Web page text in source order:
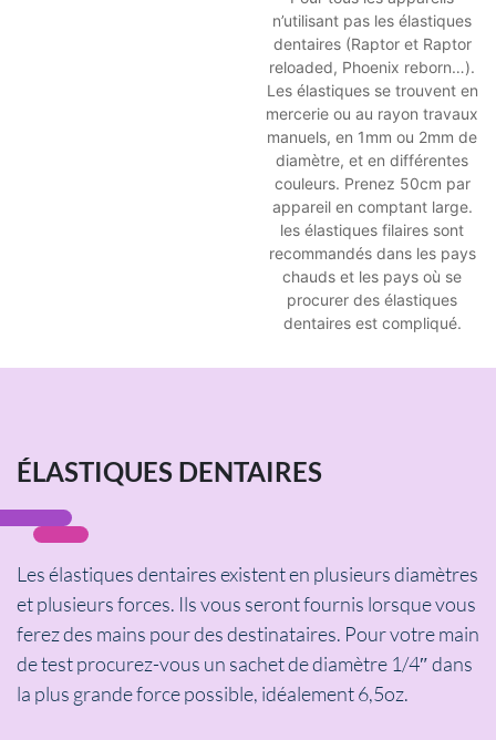
n’utilisant pas les élastiques
dentaires (Raptor et Raptor
reloaded, Phoenix reborn…).
Les élastiques se trouvent en
mercerie ou au rayon travaux
manuels, en 1mm ou 2mm de
diamètre, et en différentes
couleurs. Prenez 50cm par
appareil en comptant large.
les élastiques filaires sont
recommandés dans les pays
chauds et les pays où se
procurer des élastiques
dentaires est compliqué.
ÉLASTIQUES DENTAIRES
Les élastiques dentaires existent en plusieurs diamètres
et plusieurs forces. Ils vous seront fournis lorsque vous
ferez des mains pour des destinataires. Pour votre main
de test procurez-vous un sachet de diamètre 1/4″ dans
la plus grande force possible, idéalement 6,5oz.